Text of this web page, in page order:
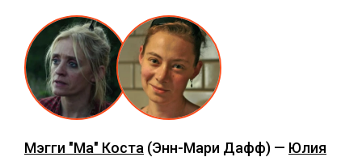
Мэгги "Ма" Коста (Энн-Мари Дафф) — Юлия